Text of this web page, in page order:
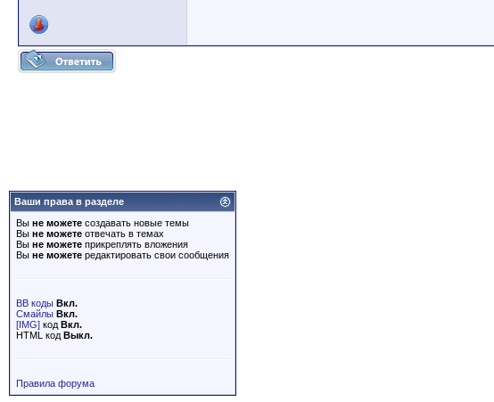
Ваши права в разделе
Вы не можете создавать новые темы
Вы не можете отвечать в темах
Вы не можете прикреплять вложения
Вы не можете редактировать свои сообщения
BB коды Вкл.
Смайлы Вкл.
[IMG] код Вкл.
HTML код Выкл.
Правила форума